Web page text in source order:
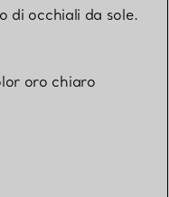
di occhiali da sole.
oro chiaro